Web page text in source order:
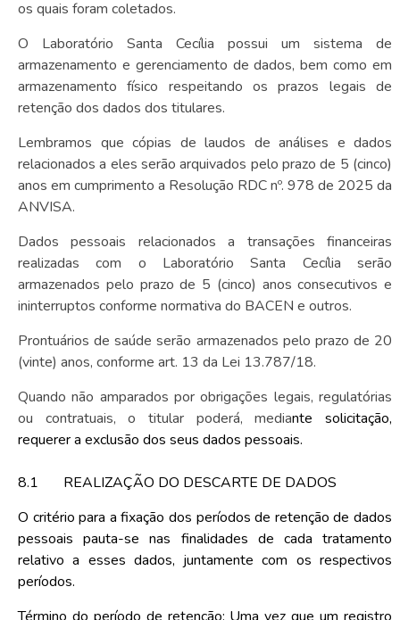
os quais foram coletados.
O Laboratório Santa Cecília possui um sistema de
armazenamento e gerenciamento de dados, bem como em
armazenamento físico respeitando os prazos legais de
retenção dos dados dos titulares.
Lembramos que cópias de laudos de análises e dados
relacionados a eles serão arquivados pelo prazo de 5 (cinco)
anos em cumprimento a Resolução RDC nº. 978 de 2025 da
ANVISA.
Dados pessoais relacionados a transações financeiras
realizadas com o Laboratório Santa Cecília serão
armazenados pelo prazo de 5 (cinco) anos consecutivos e
ininterruptos conforme normativa do BACEN e outros.
Prontuários de saúde serão armazenados pelo prazo de 20
(vinte) anos, conforme art. 13 da Lei 13.787/18.
Quando não amparados por obrigações legais, regulatórias
ou contratuais, o titular poderá, mediante solicitação,
requerer a exclusão dos seus dados pessoais.
8.1
REALIZAÇÃO DO DESCARTE DE DADOS
O critério para a fixação dos períodos de retenção de dados
pessoais pauta-se nas finalidades de cada tratamento
relativo a esses dados, juntamente com os respectivos
períodos.